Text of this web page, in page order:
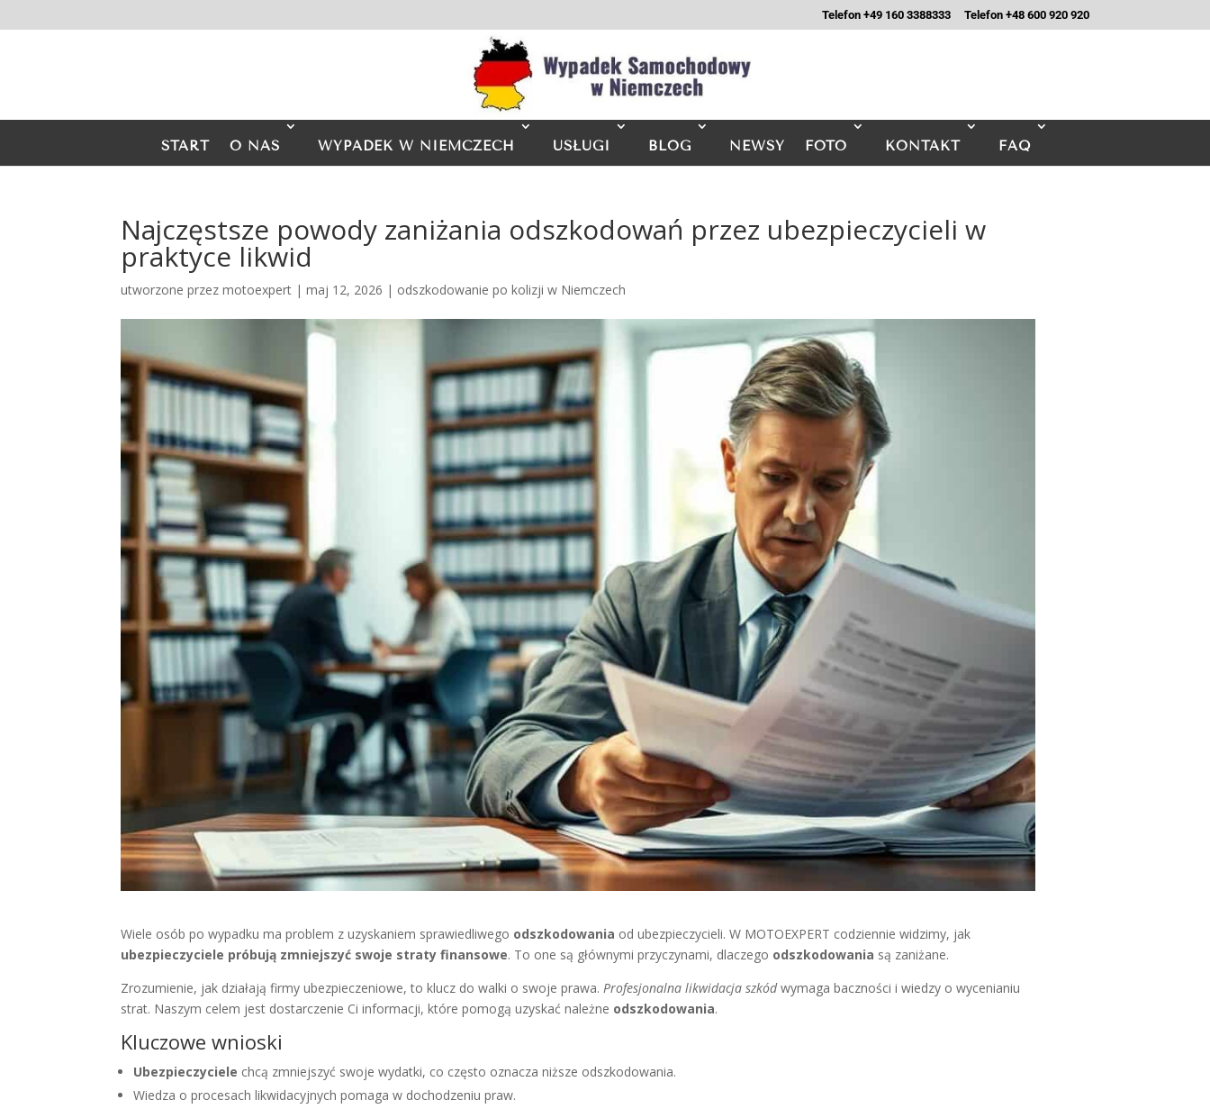
Telefon +49 160 3388333 Telefon +48 600 920 920
START O NAS WYPADEK W NIEMCZECH USŁUGI BLOG NEWSY FOTO KONTAKT FAQ
Najczęstsze powody zaniżania odszkodowań przez ubezpieczycieli w
praktyce likwid
utworzone przezmotoexpert |maj 12, 2026 | odszkodowanie po kolizji w Niemczech
Wiele osób po wypadku ma problem z uzyskaniem sprawiedliwego odszkodowania od ubezpieczycieli. W MOTOEXPERT codziennie widzimy, jak
ubezpieczyciele próbują zmniejszyć swoje straty finansowe. To one są głównymi przyczynami, dlaczego odszkodowania są zaniżane.
Zrozumienie, jak działają firmy ubezpieczeniowe, to klucz do walki o swoje prawa.Profesjonalna likwidacja szkódwymaga baczności i wiedzy o wycenianiu
strat. Naszym celem jest dostarczenie Ci informacji, które pomogą uzyskać należne odszkodowania.
Kluczowe wnioski
Ubezpieczyciele chcą zmniejszyć swoje wydatki, co często oznacza niższe odszkodowania.
Wiedza o procesach likwidacyjnych pomaga w dochodzeniu praw.